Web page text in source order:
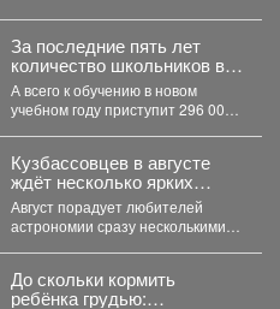
обрабатывает более пяти
тысяч...
За последние пять лет
количество школьников в
Кузбассе сократилось на
8%
А всего к обучению в новом
учебном году приступит 296 000
Кузбассовцев в августе
ждёт несколько ярких
астрономических событий
Август порадует любителей
астрономии сразу несколькими
частное лунное...
До скольки кормить
ребёнка грудью: